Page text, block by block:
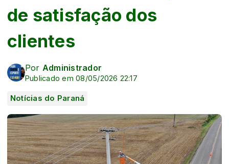
de satisfação dos
clientes
Por Administrador
Publicado em 08/05/2026 22:17
Notícias do Paraná